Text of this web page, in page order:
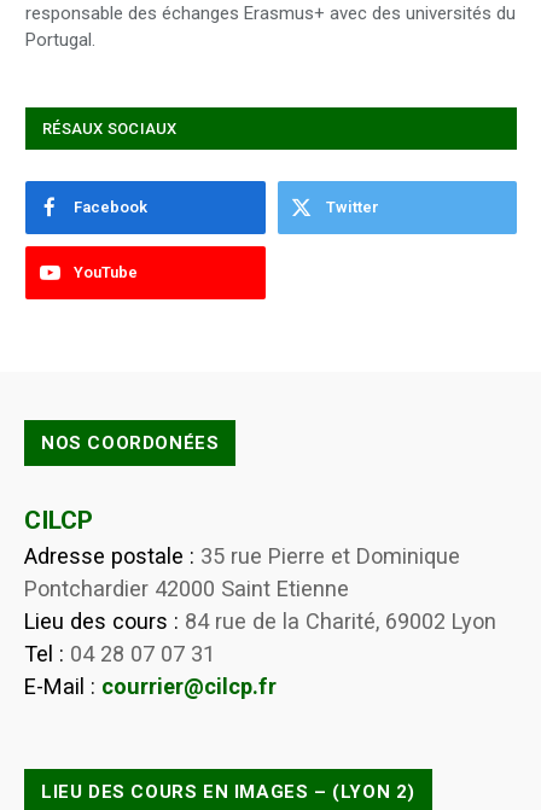
responsable des échanges Erasmus+ avec des universités du
Portugal.
RÉSAUX SOCIAUX
Facebook Twitter
YouTube
NOS COORDONÉES
CILCP
Adresse postale : 35 rue Pierre et Dominique
Pontchardier 42000 Saint Etienne
Lieu des cours : 84 rue de la Charité, 69002 Lyon
Tel : 04 28 07 07 31
E-Mail : courrier@cilcp.fr
LIEU DES COURS EN IMAGES – (LYON 2)